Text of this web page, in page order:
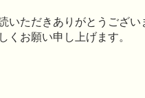
いただきありがとうござ
くお願い申し上げます。